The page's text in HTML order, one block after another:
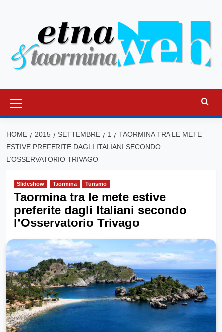
principale
HOME 2015 SETTEMBRE 1
TAORMINA TRA LE METE
ESTIVE PREFERITE DAGLI ITALIANI SECONDO
L’OSSERVATORIO TRIVAGO
Slideshow Taormina Turismo
Taormina tra le mete estive
preferite dagli Italiani secondo
l’Osservatorio Trivago